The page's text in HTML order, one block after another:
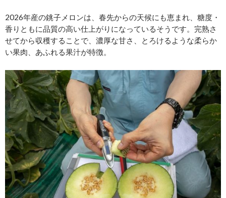
2026年産の銚子メロンは、春先からの天候にも恵まれ、糖度・
香りともに品質の高い仕上がりになっているそうです。完熟さ
せてから収穫することで、濃厚な甘さ、とろけるような柔らか
い果肉、あふれる果汁が特徴。